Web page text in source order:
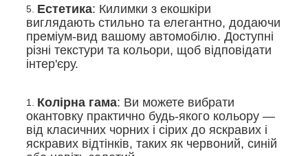
Естетика: Килимки з екошкіри
виглядають стильно та елегантно, додаючи
преміум-вид вашому автомобілю. Доступні
різні текстури та кольори, щоб відповідати
інтер'єру.
Колірна гама: Ви можете вибрати
окантовку практично будь-якого кольору —
від класичних чорних і сірих до яскравих і
яскравих відтінків, таких як червоний, синій